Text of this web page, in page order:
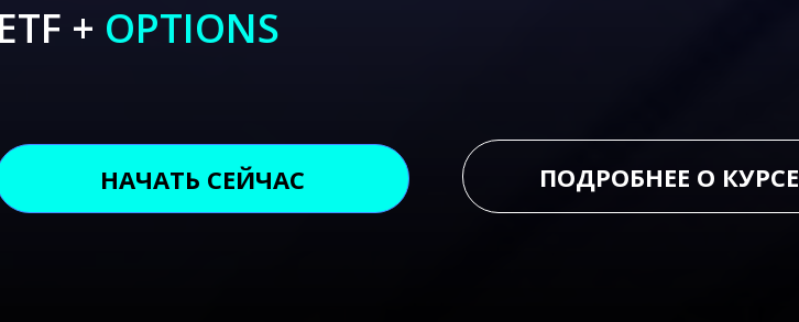
ПОДРОБНЕЕ О КУРСЕ
НАЧАТЬ СЕЙЧАС
+ OPTIONS